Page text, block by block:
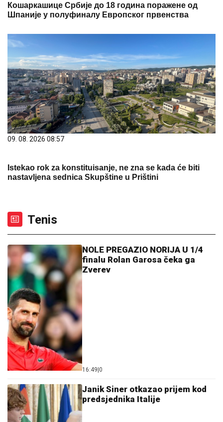
Кошаркашице Србије до 18 година поражене од
Шпаније у полуфиналу Европског првенства
09. 08. 2026 08:57
Istekao rok za konstituisanje, ne zna se kada će biti
nastavljena sednica Skupštine u Prištini
Tenis
NOLE PREGAZIO NORIJA U 1/4
finalu Rolan Garosa čeka ga
Zverev
16:49 0
Janik Siner otkazao prijem kod
predsjednika Italije